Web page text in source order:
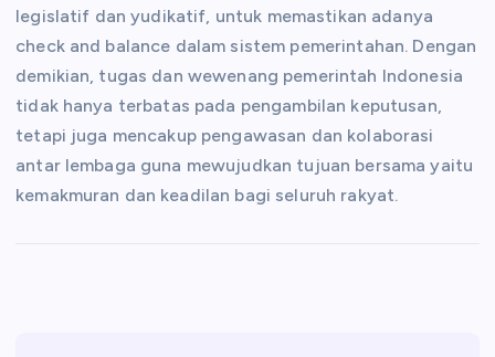
legislatif dan yudikatif, untuk memastikan adanya
check and balance dalam sistem pemerintahan. Dengan
demikian, tugas dan wewenang pemerintah Indonesia
tidak hanya terbatas pada pengambilan keputusan,
tetapi juga mencakup pengawasan dan kolaborasi
antar lembaga guna mewujudkan tujuan bersama yaitu
kemakmuran dan keadilan bagi seluruh rakyat.